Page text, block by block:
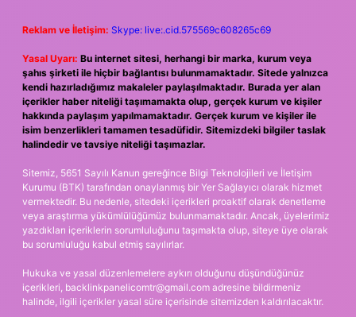
Reklam ve İletişim: Skype: live:.cid.575569c608265c69
Yasal Uyarı: Bu internet sitesi, herhangi bir marka, kurum veya
şahıs şirketi ile hiçbir bağlantısı bulunmamaktadır. Sitede yalnızca
kendi hazırladığımız makaleler paylaşılmaktadır. Burada yer alan
içerikler haber niteliği taşımamakta olup, gerçek kurum ve kişiler
hakkında paylaşım yapılmamaktadır. Gerçek kurum ve kişiler ile
isim benzerlikleri tamamen tesadüfidir. Sitemizdeki bilgiler taslak
halindedir ve tavsiye niteliği taşımazlar.
Sitemiz, 5651 Sayılı Kanun gereğince Bilgi Teknolojileri ve İletişim
Kurumu (BTK) tarafından onaylanmış bir Yer Sağlayıcı olarak hizmet
vermektedir. Bu nedenle, sitedeki içerikleri proaktif olarak denetleme
veya araştırma yükümlülüğümüz bulunmamaktadır. Ancak, üyelerimiz
yazdıkları içeriklerin sorumluluğunu taşımakta olup, siteye üye olarak
bu sorumluluğu kabul etmiş sayılırlar.
Hukuka ve yasal düzenlemelere aykırı olduğunu düşündüğünüz
içerikleri, backlinkpanelicomtr@gmail.com adresine bildirmeniz
halinde, ilgili içerikler yasal süre içerisinde sitemizden kaldırılacaktır.